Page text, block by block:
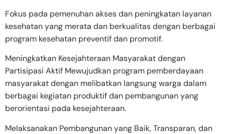
Fokus pada pemenuhan akses dan peningkatan layanan
kesehatan yang merata dan berkualitas dengan berbagai
program kesehatan preventif dan promotif.
Meningkatkan Kesejahteraan Masyarakat dengan
Partisipasi Aktif Mewujudkan program pemberdayaan
masyarakat dengan melibatkan langsung warga dalam
berbagai kegiatan produktif dan pembangunan yang
berorientasi pada kesejahteraan.
Melaksanakan Pembangunan yang Baik, Transparan, dan